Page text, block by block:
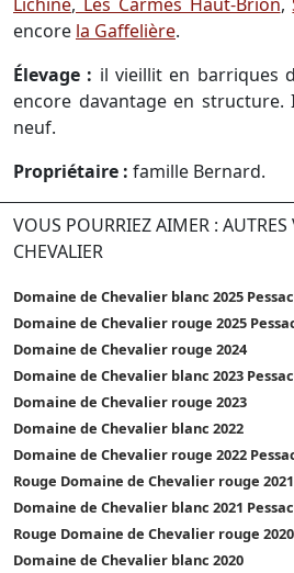
encore la Gaffelière.
Élevage : il vieillit en barriques
encore davantage en
neuf.
Propriétaire : famille Bernard.
VOUS POURRIEZ AIMER :
CHEVALIER
Domaine de Chevalier blanc 2025
Domaine de Chevalier rouge 2025
Domaine de Chevalier rouge 2024
Domaine de Chevalier blanc 2023
Domaine de Chevalier rouge 2023
Domaine de Chevalier blanc 2022
Domaine de Chevalier rouge 2022
Rouge Domaine de Chevalier rouge 2021
Domaine de Chevalier blanc 2021
Rouge Domaine de Chevalier rouge 2020
Domaine de Chevalier blanc 2020